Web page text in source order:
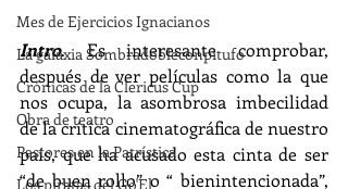
Mes de Ejercicios Ignacianos
La galaxia Sombradobleconpitufo
Crónicas de la Clericus Cup
Obra de teatro
Pastores en la Patrística
Los piratas del Go'El
Intro. Es interesante comprobar,
después de ver películas como la que
nos ocupa, la asombrosa imbecilidad
de la crítica cinematográfica de nuestro
país, que ha acusado esta cinta de ser
“de buen rollo” o “ bienintencionada”,